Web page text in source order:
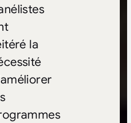
la